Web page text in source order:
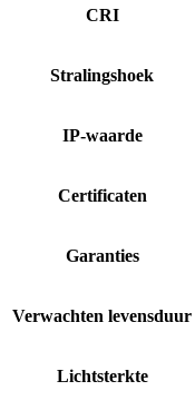
CRI
Stralingshoek
IP-waarde
Certificaten
Garanties
Verwachten levensduur
Lichtsterkte